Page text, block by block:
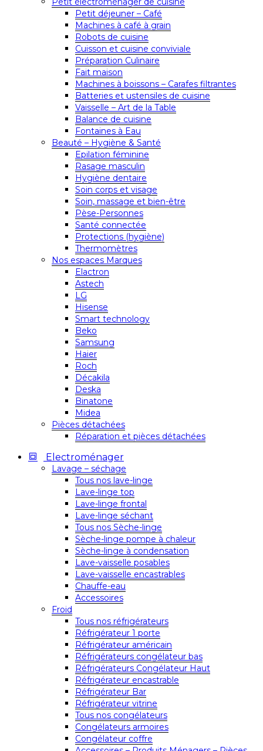
Petit déjeuner – Café
Machines à café à grain
Robots de cuisine
Cuisson et cuisine conviviale
Préparation Culinaire
Fait maison
Machines à boissons – Carafes filtrantes
Batteries et ustensiles de cuisine
Vaisselle – Art de la Table
Balance de cuisine
Fontaines à Eau
Beauté – Hygiène & Santé
Epilation féminine
Rasage masculin
Hygiène dentaire
Soin corps et visage
Soin, massage et bien-être
Pèse-Personnes
Santé connectée
Protections (hygiène)
Thermomètres
Nos espaces Marques
Elactron
Astech
LG
Hisense
Smart technology
Beko
Samsung
Haier
Roch
Décakila
Deska
Binatone
Midea
Pièces détachées
Réparation et pièces détachées
Electroménager
Lavage – séchage
Tous nos lave-linge
Lave-linge top
Lave-linge frontal
Lave-linge séchant
Tous nos Sèche-linge
Sèche-linge pompe à chaleur
Sèche-linge à condensation
Lave-vaisselle posables
Lave-vaisselle encastrables
Chauffe-eau
Accessoires
Froid
Tous nos réfrigérateurs
Réfrigérateur 1 porte
Réfrigérateur américain
Réfrigérateurs congélateur bas
Réfrigérateurs Congélateur Haut
Réfrigérateur encastrable
Réfrigérateur Bar
Réfrigérateur vitrine
Tous nos congélateurs
Congélateurs armoires
Congélateur coffre